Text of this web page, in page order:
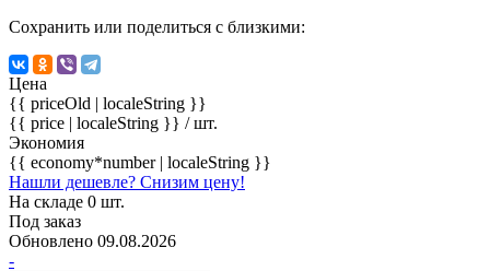
Сохранить или поделиться с близкими:
Цена
{{ priceOld | localeString }}
{{ price | localeString }} / шт.
Экономия
{{ economy*number | localeString }}
Нашли дешевле? Снизим цену!
На складе 0 шт.
Под заказ
Обновлено 09.08.2026
-